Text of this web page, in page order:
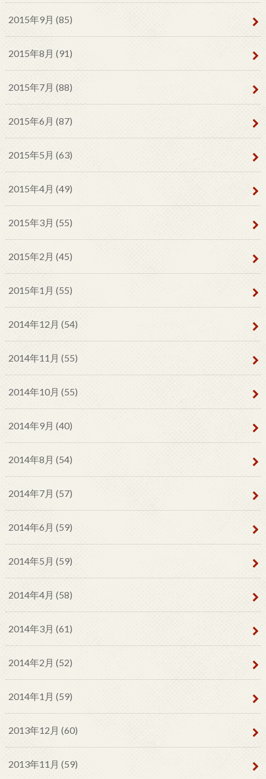
2015年9月 (85)
2015年8月 (91)
2015年7月 (88)
2015年6月 (87)
2015年5月 (63)
2015年4月 (49)
2015年3月 (55)
2015年2月 (45)
2015年1月 (55)
2014年12月 (54)
2014年11月 (55)
2014年10月 (55)
2014年9月 (40)
2014年8月 (54)
2014年7月 (57)
2014年6月 (59)
2014年5月 (59)
2014年4月 (58)
2014年3月 (61)
2014年2月 (52)
2014年1月 (59)
2013年12月 (60)
2013年11月 (59)